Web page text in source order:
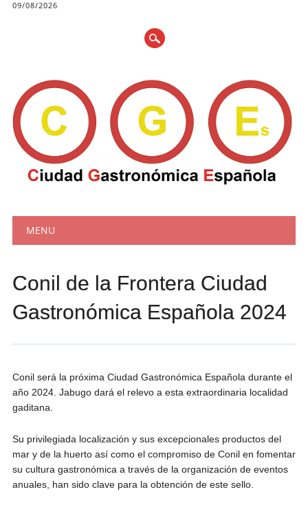
09/08/2026
Main menu
MENU
Conil de la Frontera Ciudad
Gastronómica Española 2024
Conil será la próxima Ciudad Gastronómica Española durante el
año 2024. Jabugo dará el relevo a esta extraordinaria localidad
gaditana.
Su privilegiada localización y sus excepcionales productos del
mar y de la huerto así como el compromiso de Conil en fomentar
su cultura gastronómica a través de la organización de eventos
anuales, han sido clave para la obtención de este sello.